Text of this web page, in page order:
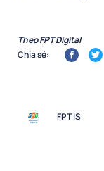
Theo FPT Digital
Chia sẻ:
FPT IS